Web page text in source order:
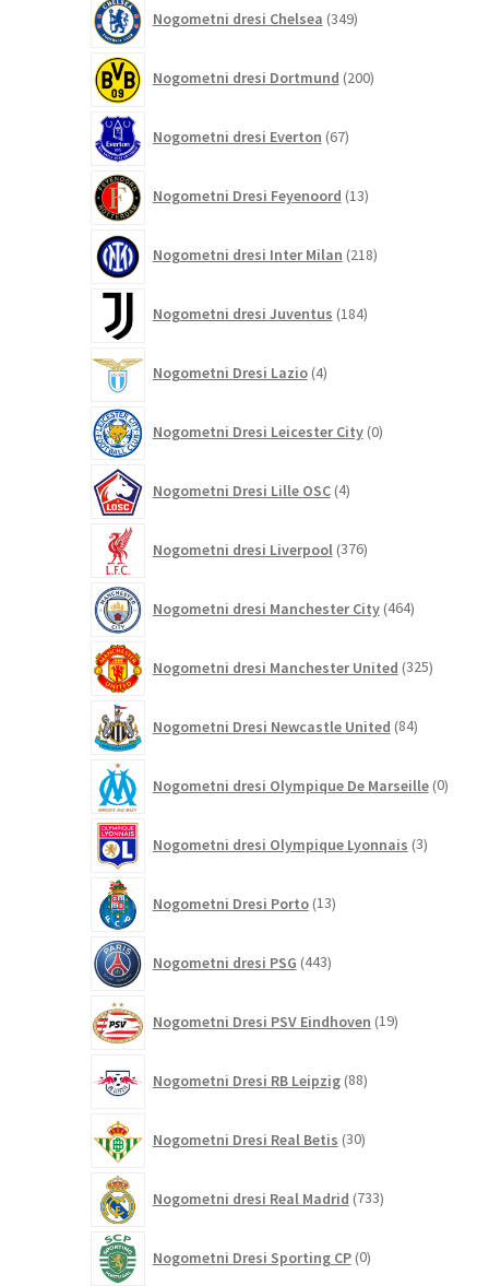
Nogometni dresi Chelsea 349izdelkov
Nogometni dresi Dortmund 200izdelkov
Nogometni dresi Everton 67izdelkov
Nogometni Dresi Feyenoord 13izdelkov
Nogometni dresi Inter Milan 218izdelkov
Nogometni dresi Juventus 184izdelkov
Nogometni Dresi Lazio 4izdelki
Nogometni Dresi Leicester City 0izdelkov
Nogometni Dresi Lille OSC 4izdelki
Nogometni dresi Liverpool 376izdelkov
Nogometni dresi Manchester City 464izdelkov
Nogometni dresi Manchester United 325izdelkov
Nogometni Dresi Newcastle United 84izdelkov
Nogometni dresi Olympique De Marseille 0
Nogometni dresi Olympique Lyonnais 3izdelki
Nogometni Dresi Porto 13izdelkov
Nogometni dresi PSG 443izdelkov
Nogometni Dresi PSV Eindhoven 19izdelkov
Nogometni Dresi RB Leipzig 88izdelkov
Nogometni Dresi Real Betis 30izdelkov
Nogometni dresi Real Madrid 733izdelkov
Nogometni Dresi Sporting CP 0izdelkov